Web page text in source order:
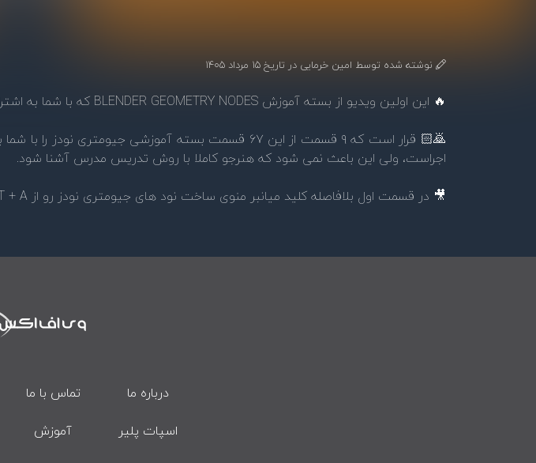
نوشته شده توسط امین خرمایی در تاریخ 15 مرداد 1405
🔥 این اولین ویدیو از بسته آموزش BLENDER GEOMETRY NODES که با شما به اشتراک می گذارم.
🙇🏻 قرار است که ۹ قسمت از این ۶۷ قسمت بسته آموزشی
اجراست، ولی این باعث نمی شود که هنرجو کاملا با روش تدریس مدرس آشنا شود.
🎥 در قسمت اول بلافاصله کلید میانبر منوی ساخت نود های جیومتری نودز رو از SHIFT + A به TAB تغییر دادم، اگر می توانستم خیلی از موارد را شبیه هودینی می کردم.
درباره ما تماس با ما
اسپات پلیر آموزش